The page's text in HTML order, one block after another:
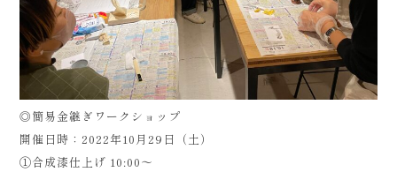
◎簡易金継ぎワークショップ
開催日時：2022年10月29日（土）
①合成漆仕上げ 10:00〜